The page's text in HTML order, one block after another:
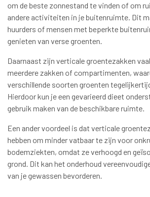
om de beste zonnestand te vinden of om
andere activiteiten in je buitenruimte. Dit
huurders of mensen met beperkte
genieten van verse groenten.
Daarnaast zijn verticale groentezakken
meerdere zakken of compartimenten,
verschillende soorten groenten
Hierdoor kun je een gevarieerd dieet
gebruik maken van de beschikbare ruimte.
Een ander voordeel is dat verticale
hebben om minder vatbaar te zijn voor
bodemziekten, omdat ze verhoogd en
grond. Dit kan het onderhoud
van je gewassen bevorderen.